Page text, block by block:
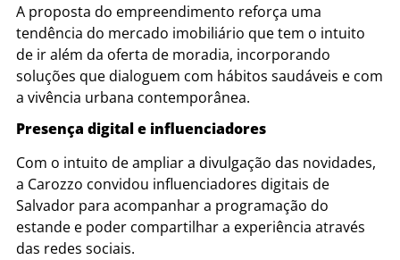
A proposta do empreendimento reforça uma
tendência do mercado imobiliário que tem o intuito
de ir além da oferta de moradia, incorporando
soluções que dialoguem com hábitos saudáveis e com
a vivência urbana contemporânea.
Presença digital e influenciadores
Com o intuito de ampliar a divulgação das novidades,
a Carozzo convidou influenciadores digitais de
Salvador para acompanhar a programação do
estande e poder compartilhar a experiência através
das redes sociais.